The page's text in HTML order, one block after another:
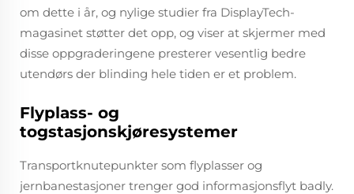
om dette i år, og nylige studier fra DisplayTech-
magasinet støtter det opp, og viser at skjermer med
disse oppgraderingene presterer vesentlig bedre
utendørs der blinding hele tiden er et problem.
Flyplass- og
togstasjonskjøresystemer
Transportknutepunkter som flyplasser og
jernbanestasjoner trenger god informasjonsflyt badly.